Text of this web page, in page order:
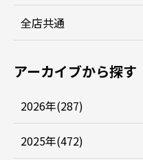
全店共通
アーカイブから探す
2026年(287)
2025年(472)